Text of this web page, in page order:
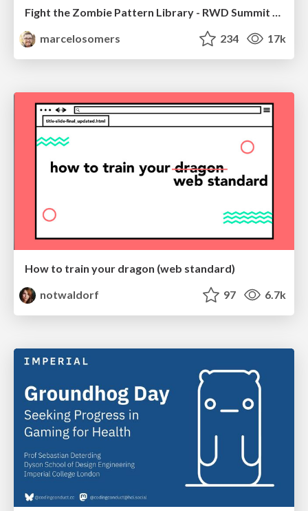
Fight the Zombie Pattern Library - RWD Summit 2016
marcelosomers
234 17k
How to train your dragon (web standard)
notwaldorf
97 6.7k